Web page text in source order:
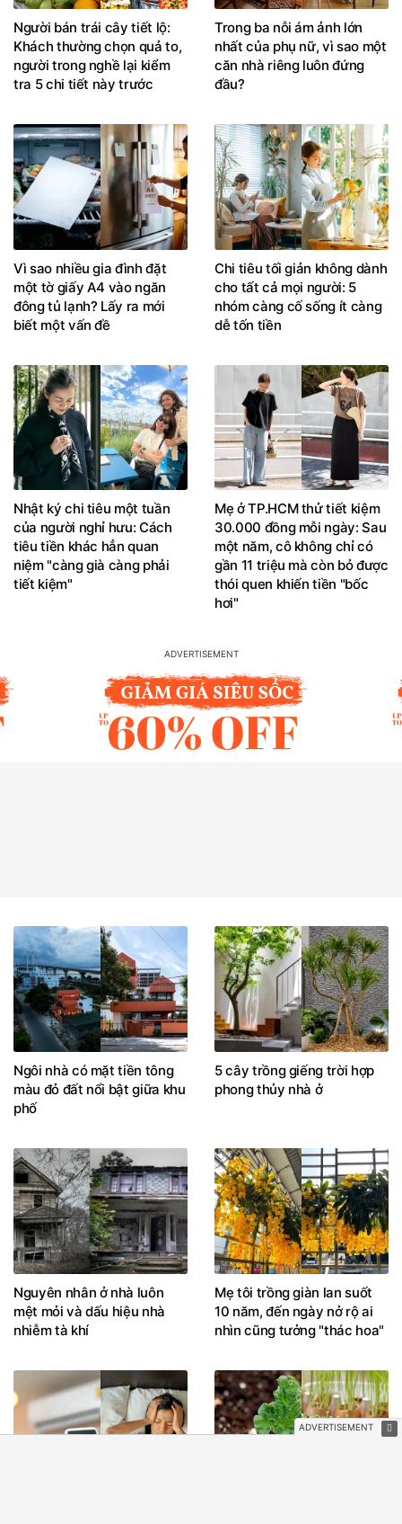
Người bán trái cây tiết lộ:
Khách thường chọn quả to,
người trong nghề lại kiểm
tra 5 chi tiết này trước
Trong ba nỗi ám ảnh lớn
nhất của phụ nữ, vì sao một
căn nhà riêng luôn đứng
đầu?
Vì sao nhiều gia đình đặt
một tờ giấy A4 vào ngăn
đông tủ lạnh? Lấy ra mới
biết một vấn đề
Chi tiêu tối giản không dành
cho tất cả mọi người: 5
nhóm càng cố sống ít càng
dễ tốn tiền
Nhật ký chi tiêu một tuần
của người nghỉ hưu: Cách
tiêu tiền khác hẳn quan
niệm "càng già càng phải
tiết kiệm"
Mẹ ở TP.HCM thử tiết kiệm
30.000 đồng mỗi ngày: Sau
một năm, cô không chỉ có
gần 11 triệu mà còn bỏ được
thói quen khiến tiền "bốc
hơi"
Ngôi nhà có mặt tiền tông
màu đỏ đất nổi bật giữa khu
phố
5 cây trồng giếng trời hợp
phong thủy nhà ở
Nguyên nhân ở nhà luôn
mệt mỏi và dấu hiệu nhà
nhiễm tà khí
Mẹ tôi trồng giàn lan suốt
10 năm, đến ngày nở rộ ai
nhìn cũng tưởng "thác hoa"